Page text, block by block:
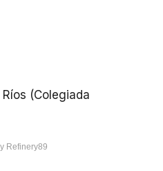
(Colegiada
Refinery89